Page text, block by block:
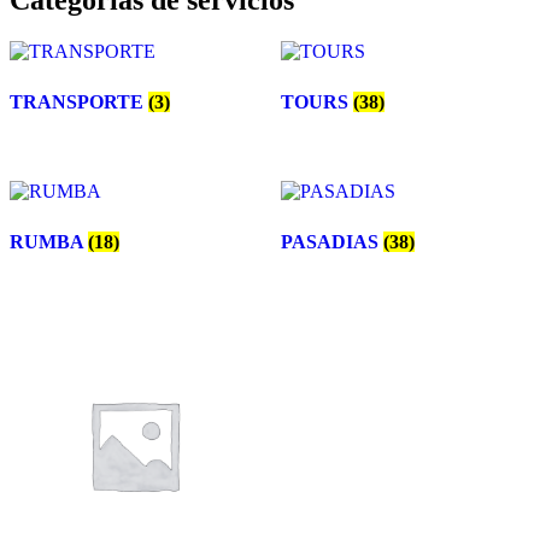
TRANSPORTE (3) TOURS (38)
RUMBA (18) PASADIAS (38)